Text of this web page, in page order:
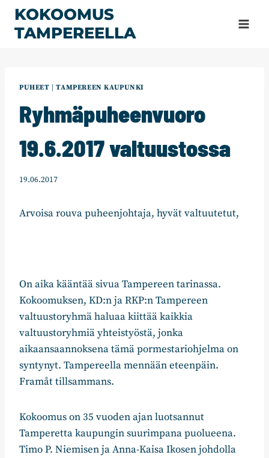
Siirry
sisältöön
KOKOOMUS
TAMPEREELLA
PUHEET |TAMPEREEN KAUPUNKI
Ryhmäpuheenvuoro
19.6.2017 valtuustossa
19.06.2017
Arvoisa rouva puheenjohtaja, hyvät valtuutetut,
On aika kääntää sivua Tampereen tarinassa.
Kokoomuksen, KD:n ja RKP:n Tampereen
valtuustoryhmä haluaa kiittää kaikkia
valtuustoryhmiä yhteistyöstä, jonka
aikaansaannoksena tämä pormestariohjelma on
syntynyt. Tampereella mennään eteenpäin.
Framåt tillsammans.
Kokoomus on 35 vuoden ajan luotsannut
Tamperetta kaupungin suurimpana puolueena.
Timo P. Niemisen ja Anna-Kaisa Ikosen johdolla